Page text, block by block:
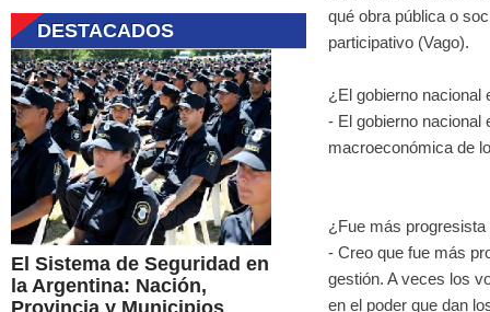
DESTACADOS
El Sistema de Seguridad en
la Argentina: Nación,
qué obra pública o
participativo (Vago).
¿El gobierno nacional
- El gobierno nacional
macroeconómica de
¿Fue más
- Creo que fue más
gestión. A veces los
en el poder que dan